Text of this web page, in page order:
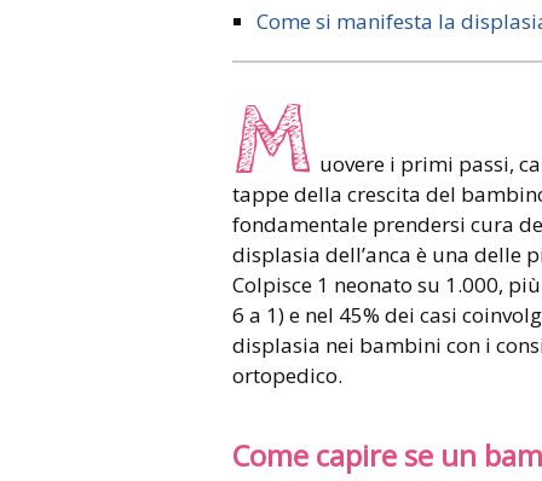
Come si manifesta la
M uovere i primi passi,
tappe della crescita del
fondamentale prendersi cura
displasia dell’anca è una delle
Colpisce 1 neonato su 1.000,
6 a 1) e nel 45% dei casi
displasia nei bambini con i
ortopedico.
Come capire se un